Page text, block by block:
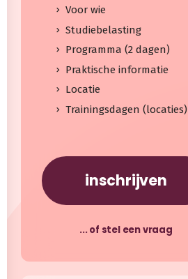
Voor wie
Studiebelasting
Programma (2 dagen)
Praktische informatie
Locatie
Trainingsdagen (locaties)
inschrijven
... of stel een vraag